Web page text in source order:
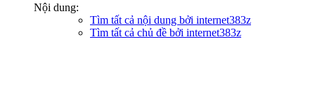
Nội dung:
Tìm tất cả nội dung bởi internet383z
Tìm tất cả chủ đề bởi internet383z